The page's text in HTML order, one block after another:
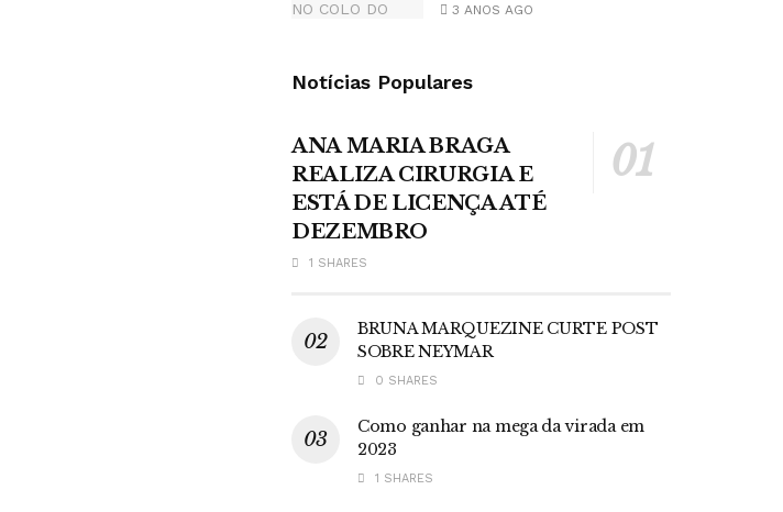
3 ANOS AGO
Notícias Populares
ANA MARIA BRAGA
REALIZA CIRURGIA E
ESTÁ DE LICENÇA ATÉ
DEZEMBRO
1 SHARES
BRUNA MARQUEZINE CURTE POST
SOBRE NEYMAR
0 SHARES
Como ganhar na mega da virada em
2023
1 SHARES